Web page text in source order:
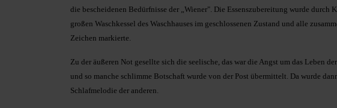
die bescheidenen Bedürfnisse der „Wiener". Die Essenszubereitung wurde durch
großen Waschkessel des Waschhauses im geschlossenen Zustand und alle
Zeichen markierte.
Zu der äußeren Not gesellte sich die seelische, das war die Angst um das Leben
und so manche schlimme Botschaft wurde von der Post übermittelt. Da wurde
Schlafmelodie der anderen.